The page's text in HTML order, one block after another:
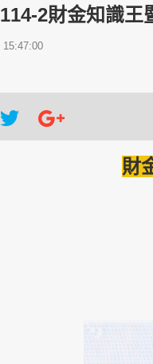
114-2財金知識
15:47:00
財